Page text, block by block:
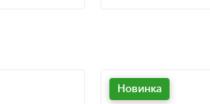
Новинка